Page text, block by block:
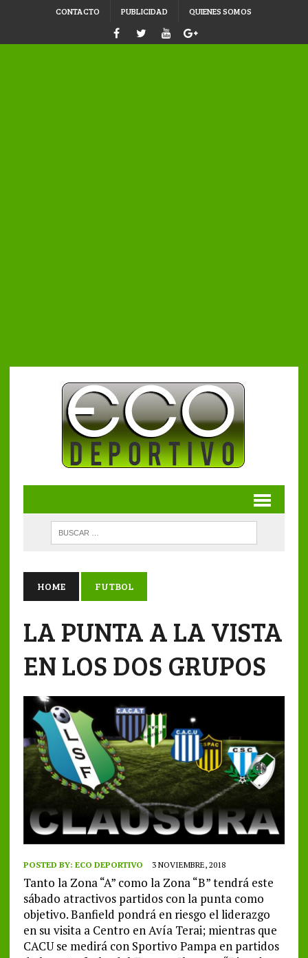
CONTACTO PUBLICIDAD QUIENES SOMOS
HOME FUTBOL
LA PUNTA A LA VISTA
EN LOS DOS GRUPOS
POSTED BY: ECO DEPORTIVO 3 NOVIEMBRE, 2018
Tanto la Zona “A” como la Zona “B” tendrá este
sábado atractivos partidos con la punta como
objetivo. Banfield pondrá en riesgo el liderazgo
en su visita a Centro en Avía Terai; mientras que
CACU se medirá con Sportivo Pampa en partidos